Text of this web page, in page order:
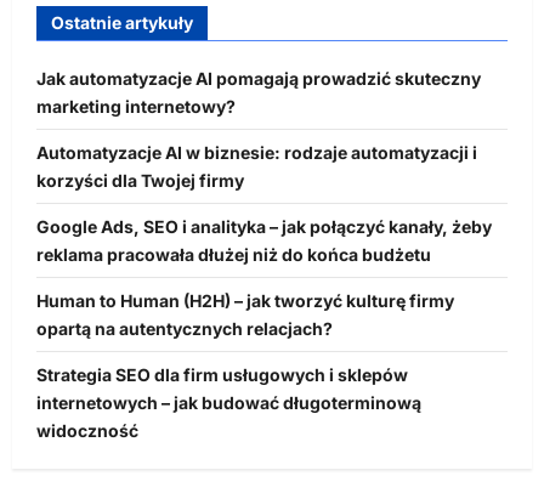
Ostatnie artykuły
Jak automatyzacje AI pomagają prowadzić skuteczny
marketing internetowy?
Automatyzacje AI w biznesie: rodzaje automatyzacji i
korzyści dla Twojej firmy
Google Ads, SEO i analityka – jak połączyć kanały, żeby
reklama pracowała dłużej niż do końca budżetu
Human to Human (H2H) – jak tworzyć kulturę firmy
opartą na autentycznych relacjach?
Strategia SEO dla firm usługowych i sklepów
internetowych – jak budować długoterminową
widoczność